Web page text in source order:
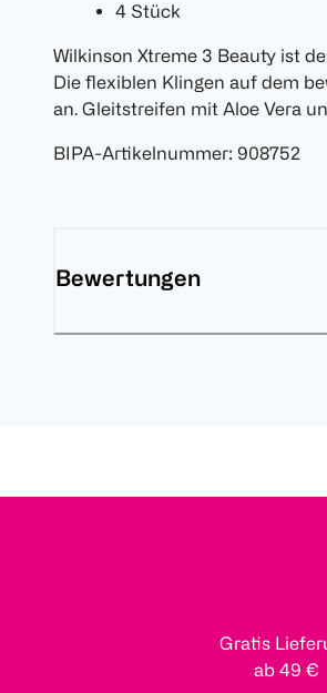
4 Stück
Wilkinson Xtreme 3 Beauty ist
Die flexiblen Klingen auf dem
an. Gleitstreifen mit Aloe Vera
BIPA-Artikelnummer: 908752
Bewertungen
Gratis
ab 49 €